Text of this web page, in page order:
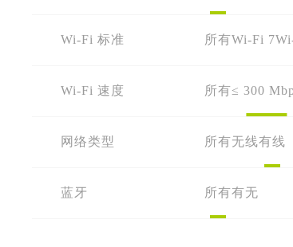
Wi-Fi 标准 所有Wi-Fi 7
Wi-Fi 速度 所有≤ 300
网络类型 所有无线有线
蓝牙 所有有无